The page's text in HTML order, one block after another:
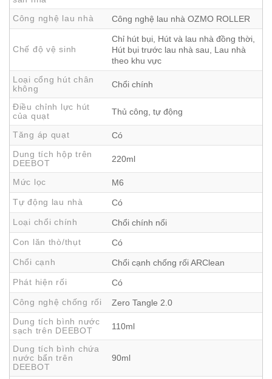
vụn và rác thô một cách triệt để.
Hiệu quả làm sạch thảm tăng 137.6%, loại bỏ được
bụi mịn mà mắt thường không nhìn thấy.
Tối ưu thu gom mảnh vụn lớn 100%
nhà sạch bóng chỉ sau một lần di chuyển.
Làm sạch sâu và sát sàn với công nghệ lau OZMO
ROLLER
Công nghệ lau nhà Công nghệ lau nhà OZMO ROLLER
Chế độ vệ sinh
Chỉ hút bụi, Hút và lau nhà đồng thời,
Hút bụi trước lau nhà sau, Lau nhà
theo khu vực
Loại cổng hút chân
không
Chổi chính
Điều chỉnh lực hút
của quạt
Thủ công, tự động
Tăng áp quạt
Có
Dung tích hộp trên
DEEBOT
220ml
Mức lọc
M6
Tự động lau nhà
Có
Loại chổi chính
Chổi chính nổi
Con lăn thò/thụt
Có
Chổi cạnh
Chổi cạnh chống rối ARClean
Phát hiện rối
Có
Công nghệ chống rối
Zero Tangle 2.0
Dung tích bình nước
sạch trên DEEBOT
110ml
Dung tích bình chứa
nước bẩn trên
DEEBOT
90ml